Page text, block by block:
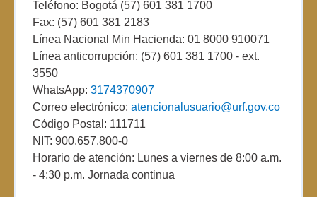
Teléfono: Bogotá (57) 601 381 1700
Fax: (57) 601 381 2183
Línea Nacional Min Hacienda: 01 8000 910071
Línea anticorrupción: (57) 601 381 1700 - ext.
3550
WhatsApp: 3174370907
Correo electrónico: atencionalusuario@urf.gov.co
Código Postal: 111711
NIT: 900.657.800-0
Horario de atención: Lunes a viernes de 8:00 a.m.
- 4:30 p.m. Jornada continua